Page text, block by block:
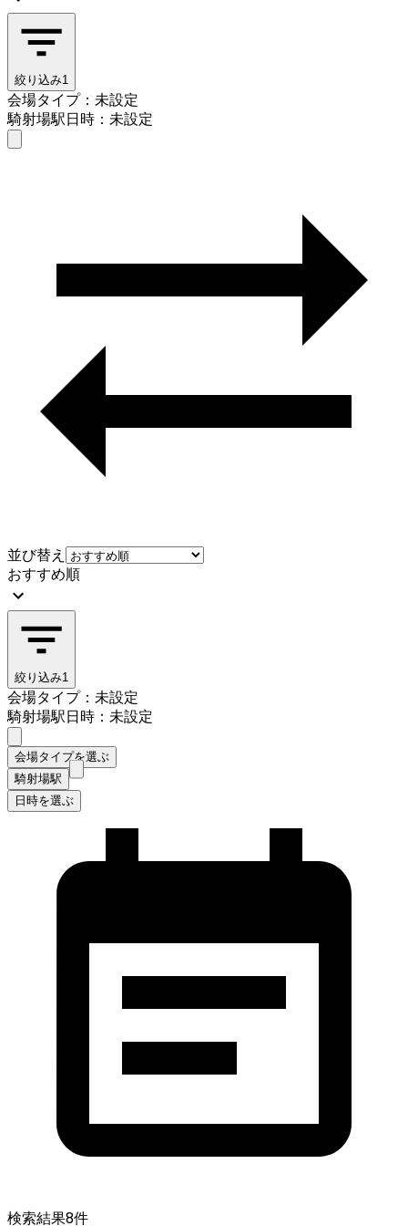
絞り込み1
会場タイプ：未設定
騎射場駅日時：未設定
並び替え
おすすめ順
絞り込み1
会場タイプ：未設定
騎射場駅日時：未設定
会場タイプを選ぶ
騎射場駅
日時を選ぶ
検索結果8件